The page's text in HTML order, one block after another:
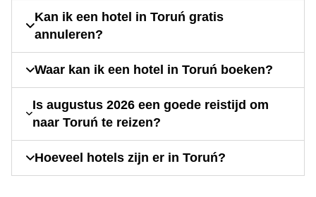
Kan ik een hotel in Toruń gratis
annuleren?
Waar kan ik een hotel in Toruń boeken?
Is augustus 2026 een goede reistijd om
naar Toruń te reizen?
Hoeveel hotels zijn er in Toruń?